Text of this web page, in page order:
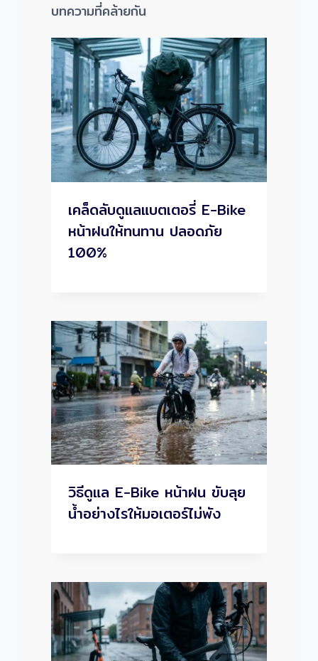
บทความที่คล้ายกัน
เคล็ดลับดูแลแบตเตอรี่ E-Bike
หน้าฝนให้ทนทาน ปลอดภัย
100%
วิธีดูแล E-Bike หน้าฝน ขับลุย
น้ำอย่างไรให้มอเตอร์ไม่พัง